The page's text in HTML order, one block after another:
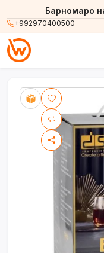
+992970400500
Барномаро